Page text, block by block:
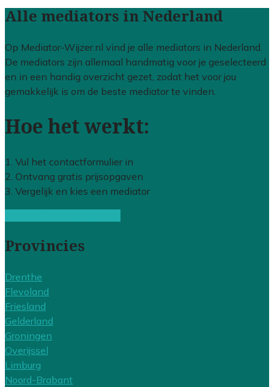
Alle mediators in Nederland
Op Mediator-Wijzer.nl vind je alle mediators in Nederland.
De mediators zijn allemaal handmatig voor je geselecteerd
en in een handig overzicht gezet, zodat het voor jou
gemakkelijk is om de beste mediator te vinden.
Hoe het werkt:
1. Vul het contactformulier in
2. Ontvang gratis prijsopgaven
3. Vergelijk en kies een mediator
Provincies
Drenthe
Flevoland
Friesland
Gelderland
Groningen
Overijssel
Limburg
Noord-Brabant